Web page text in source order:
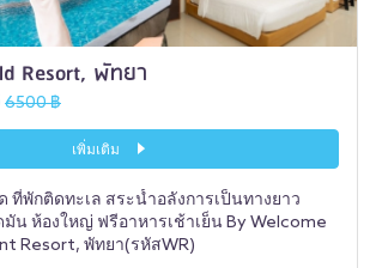
Resort, พัทยา
6500 ฿
เพิ่มเติม
ที่พักติดทะเล สระน้ำอลังการเป็นทางยาว
น ห้องใหญ่ ฟรีอาหารเช้าเย็น By Welcome
Resort, พัทยา(รหัสWR)